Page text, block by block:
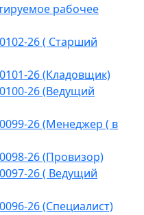
рабочее
26 ( Старший
26 (Кладовщик)
26 (Ведущий
26 (Менеджер ( в
26 (Провизор)
26 ( Ведущий
26 (Специалист)